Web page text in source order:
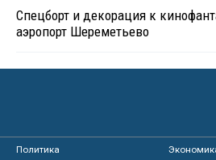
Спецборт и декорация к
аэропорт Шереметьево
Политика